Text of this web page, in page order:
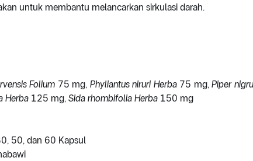
untuk membantu melancarkan sirkulasi darah.
Folium 75 mg, Phyliantus niruri Herba75 mg, Piper
Herba 125 mg, Sida rhombifolia Herba 150 mg
50, dan 60 Kapsul